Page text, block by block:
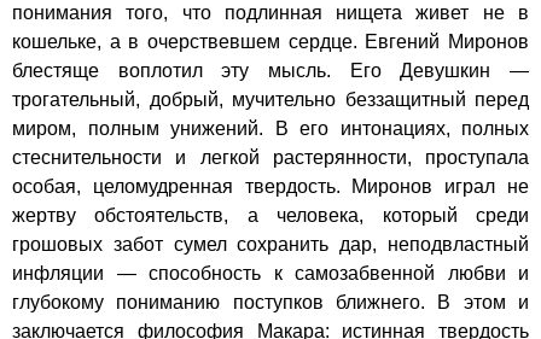
понимания того, что подлинная нищета живет не в
кошельке, а в очерствевшем сердце. Евгений Миронов
блестяще воплотил эту мысль. Его Девушкин —
трогательный, добрый, мучительно беззащитный перед
миром, полным унижений. В его интонациях, полных
стеснительности и легкой растерянности, проступала
особая, целомудренная твердость. Миронов играл не
жертву обстоятельств, а человека, который среди
грошовых забот сумел сохранить дар, неподвластный
инфляции — способность к самозабвенной любви и
глубокому пониманию поступков ближнего. В этом и
заключается философия Макара: истинная твердость